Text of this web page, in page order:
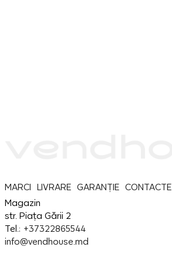
MARCI LIVRARE GARANȚIE
CONTACTE
Magazin
str. Piața Gării 2
Tel.: +37322865544
info@vendhouse.md